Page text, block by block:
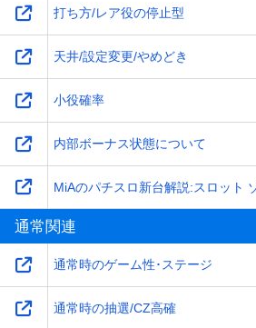
打ち方/レア役の停止型
天井/設定変更/やめどき
小役確率
内部ボーナス状態について
MiAのパチスロ新台解説:スロット
通常関連
通常時のゲーム性･ステージ
通常時の抽選/CZ高確